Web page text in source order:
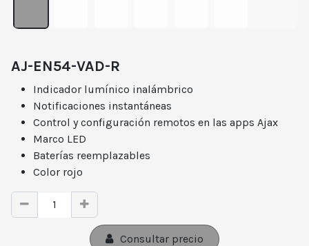
AJ-EN54-VAD-R
Indicador lumínico inalámbrico
Notificaciones instantáneas
Control y configuración remotos en las apps Ajax
Marco LED
Baterías reemplazables
Color rojo
Consultar precio